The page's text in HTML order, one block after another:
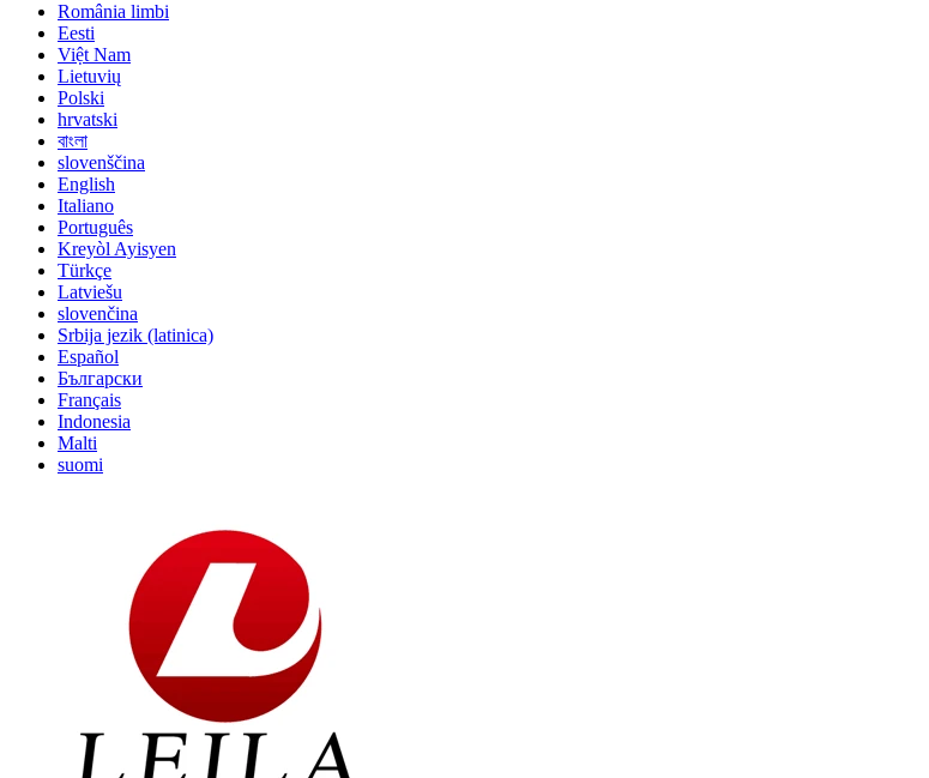
România limbi
Eesti
Việt Nam
Lietuvių
Polski
hrvatski
বাংলা
slovenščina
English
Italiano
Português
Kreyòl Ayisyen
Türkçe
Latviešu
slovenčina
Srbija jezik (latinica)
Español
Български
Français
Indonesia
Malti
suomi